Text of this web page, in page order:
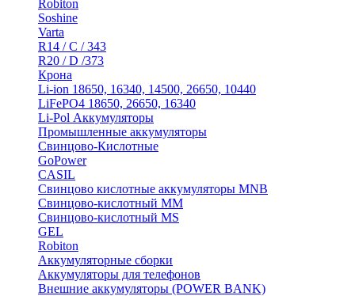
Robiton
Soshine
Varta
R14 / C / 343
R20 / D /373
Крона
Li-ion 18650, 16340, 14500, 26650, 10440
LiFePO4 18650, 26650, 16340
Li-Pol Аккумуляторы
Промышленные аккумуляторы
Свинцово-Кислотные
GoPower
CASIL
Свинцово кислотные аккумуляторы MNB
Cвинцово-кислотный MM
Cвинцово-кислотный MS
GEL
Robiton
Аккумуляторные сборки
Аккумуляторы для телефонов
Внешние аккумуляторы (POWER BANK)